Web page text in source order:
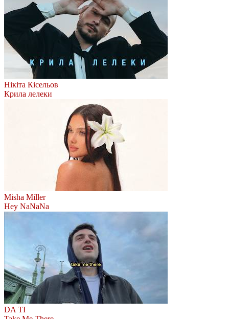
Нікіта Кісельов
Крила лелеки
Misha Miller
Hey NaNaNa
DA TI